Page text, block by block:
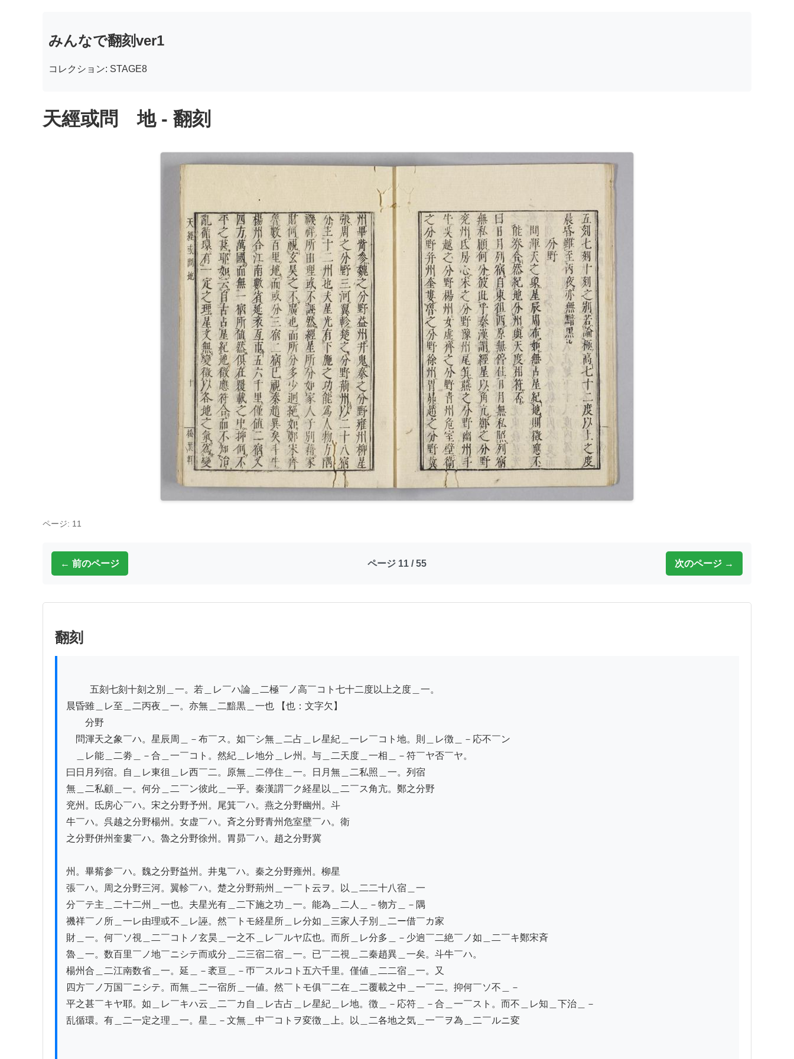
みんなで翻刻ver1
コレクション: STAGE8
天經或問 地 - 翻刻
ページ: 11
← 前のページ ページ 11 / 55 次のページ →
翻刻
晨昏雖＿レ至＿二丙夜＿一。亦無＿二黯黒＿一也 【也：文字欠】
分野
問渾天之象￣ハ。星辰周＿－布￣ス。如￣シ無＿二占＿レ星紀＿一レ￣コト地。則＿レ徴＿－応不￣ン
＿レ能＿二劵＿－合＿一￣コト。然紀＿レ地分＿レ州。与＿二天度＿一相＿－符￣ヤ否￣ヤ。
曰日月列宿。自＿レ東徂＿レ西￣二。原無＿二停住＿一。日月無＿二私照＿一。列宿
無＿二私顧＿一。何分＿二￣ン彼此＿一乎。秦漢謂￣ク経星以＿二￣ス角亢。鄭之分野
兖州。氐房心￣ハ。宋之分野予州。尾箕￣ハ。燕之分野幽州。斗
牛￣ハ。呉越之分野楊州。女虚￣ハ。斉之分野青州危室壁￣ハ。衛
之分野併州奎婁￣ハ。魯之分野徐州。胃昴￣ハ。趙之分野冀
州。畢觜参￣ハ。魏之分野益州。井鬼￣ハ。秦之分野雍州。柳星
張￣ハ。周之分野三河。翼軫￣ハ。楚之分野荊州＿一￣ト云ヲ。以＿二二十八宿＿一
分￣テ主＿二十二州＿一也。夫星光有＿二下施之功＿一。能為＿二人＿－物方＿－隅
禨祥￣ノ所＿一レ由理或不＿レ誣。然￣トモ経星所＿レ分如＿三家人子別＿二ー借￣カ家
財＿一。何￣ソ視＿二￣コトノ玄昊＿一之不＿レ￣ルヤ広也。而所＿レ分多＿－少逈￣二絶￣ノ如＿二￣キ鄭宋斉
魯＿一。数百里￣ノ地￣ニシテ而或分＿二三宿二宿＿一。已￣二視＿二秦趙異＿一矣。斗牛￣ハ。
楊州合＿二江南数省＿一。延＿－袤亘＿－帀￣スルコト五六千里。僅値＿二二宿＿一。又
四方￣ノ万国￣ニシテ。而無＿二一宿所＿一値。然￣トモ俱￣二在＿二覆載之中＿一￣二。抑何￣ソ不＿－
平之甚￣キヤ耶。如＿レ￣キハ云＿二￣カ自＿レ古占＿レ星紀＿レ地。徴＿－応符＿－合＿一￣スト。而不＿レ知＿下治＿－
乱循環。有＿二一定之理＿一。星＿－文無＿中￣コトヲ変徴＿上。以＿二各地之気＿一￣ヲ為＿二￣ルニ変